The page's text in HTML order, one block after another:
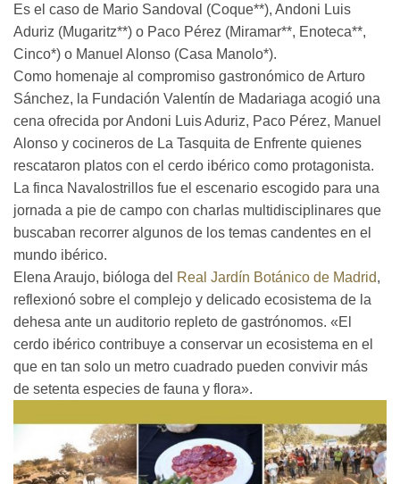
Es el caso de Mario Sandoval (Coque**), Andoni Luis
Aduriz (Mugaritz**) o Paco Pérez (Miramar**, Enoteca**,
Cinco*) o Manuel Alonso (Casa Manolo*).
Como homenaje al compromiso gastronómico de Arturo
Sánchez, la Fundación Valentín de Madariaga acogió una
cena ofrecida por Andoni Luis Aduriz, Paco Pérez, Manuel
Alonso y cocineros de La Tasquita de Enfrente quienes
rescataron platos con el cerdo ibérico como protagonista.
La finca Navalostrillos fue el escenario escogido para una
jornada a pie de campo con charlas multidisciplinares que
buscaban recorrer algunos de los temas candentes en el
mundo ibérico.
Elena Araujo, bióloga del Real Jardín Botánico de Madrid,
reflexionó sobre el complejo y delicado ecosistema de la
dehesa ante un auditorio repleto de gastrónomos. «El
cerdo ibérico contribuye a conservar un ecosistema en el
que en tan solo un metro cuadrado pueden convivir más
de setenta especies de fauna y flora».